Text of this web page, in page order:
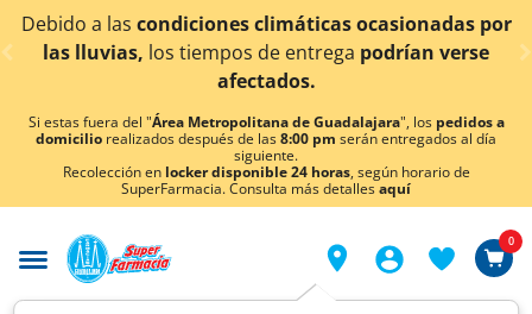
< div class="carousel-inner">
a lascondiciones climáticas ocasionadas por
lluvias, los tiempos de entregapodrían verse
afectados.
Si estas fuera del "Área Metropolitana de Guadalajara", los pedidos a
domicilio realizados después de las8:00 pm serán entregados al día
siguiente.
Recolección en locker disponible 24 horas, según horario de
SuperFarmacia. Consulta más detallesaquí
0